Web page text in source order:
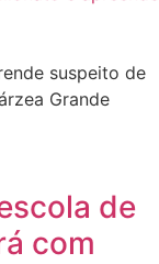
suspeito de
Grande
de
com